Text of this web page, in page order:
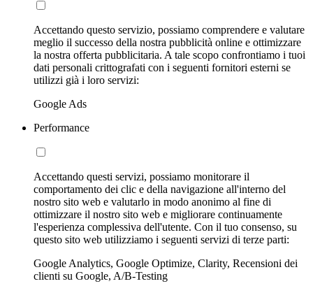
Accettando questo servizio, possiamo comprendere e valutare
meglio il successo della nostra pubblicità online e ottimizzare
la nostra offerta pubblicitaria. A tale scopo confrontiamo i tuoi
dati personali crittografati con i seguenti fornitori esterni se
utilizzi già i loro servizi:
Google Ads
Performance
Accettando questi servizi, possiamo monitorare il
comportamento dei clic e della navigazione all'interno del
nostro sito web e valutarlo in modo anonimo al fine di
ottimizzare il nostro sito web e migliorare continuamente
l'esperienza complessiva dell'utente. Con il tuo consenso, su
questo sito web utilizziamo i seguenti servizi di terze parti:
Google Analytics, Google Optimize, Clarity, Recensioni dei
clienti su Google, A/B-Testing